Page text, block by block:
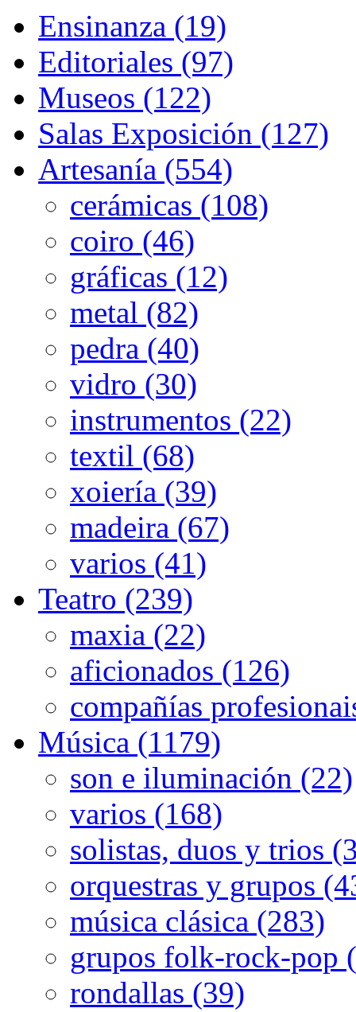
Ensinanza (19)
Editoriales (97)
Museos (122)
Salas Exposición (127)
Artesanía (554)
cerámicas (108)
coiro (46)
gráficas (12)
metal (82)
pedra (40)
vidro (30)
instrumentos (22)
textil (68)
xoiería (39)
madeira (67)
varios (41)
Teatro (239)
maxia (22)
aficionados (126)
compañías
Música (1179)
son e iluminación (22)
varios (168)
solistas, duos y trios
orquestras y grupos
música clásica (283)
grupos folk-rock-pop
rondallas (39)